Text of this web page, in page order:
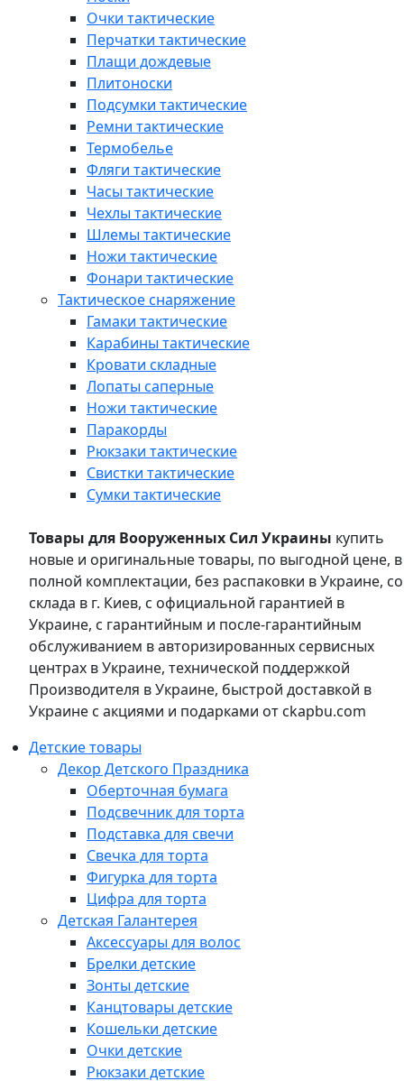
Очки тактические
Перчатки тактические
Плащи дождевые
Плитоноски
Подсумки тактические
Ремни тактические
Термобелье
Фляги тактические
Часы тактические
Чехлы тактические
Шлемы тактические
Ножи тактические
Фонари тактические
Тактическое снаряжение
Гамаки тактические
Карабины тактические
Кровати складные
Лопаты саперные
Ножи тактические
Паракорды
Рюкзаки тактические
Свистки тактические
Сумки тактические
Товары для Вооруженных Сил Украины купить
новые и оригинальные товары, по выгодной цене, в
полной комплектации, без распаковки в Украине, со
склада в г. Киев, с официальной гарантией в
Украине, с гарантийным и после-гарантийным
обслуживанием в авторизированных сервисных
центрах в Украине, технической поддержкой
Производителя в Украине, быстрой доставкой в
Украине с акциями и подарками от ckapbu.com
Детские товары
Декор Детского Праздника
Оберточная бумага
Подсвечник для торта
Подставка для свечи
Свечка для торта
Фигурка для торта
Цифра для торта
Детская Галантерея
Аксессуары для волос
Брелки детские
Зонты детские
Канцтовары детские
Кошельки детские
Очки детские
Рюкзаки детские